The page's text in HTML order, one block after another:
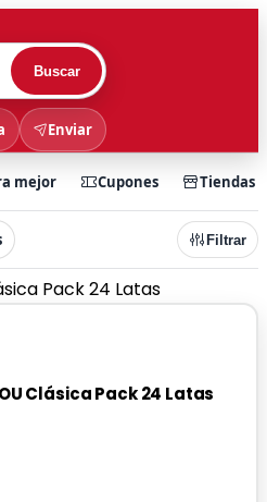
Buscar
Enviar
mejor Cupones Tiendas
Filtrar
Pack 24 Latas
Clásica Pack 24 Latas